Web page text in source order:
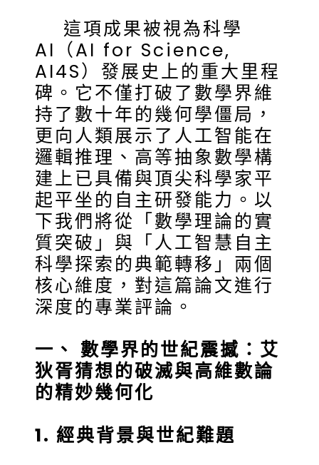
這項成果被視為科學
AI（AI for Science,
AI4S）發展史上的重大里程
碑。它不僅打破了數學界維
持了數十年的幾何學僵局，
更向人類展示了人工智能在
邏輯推理、高等抽象數學構
建上已具備與頂尖科學家平
起平坐的自主研發能力。以
下我們將從「數學理論的實
質突破」與「人工智慧自主
科學探索的典範轉移」兩個
核心維度，對這篇論文進行
深度的專業評論。
一、 數學界的世紀震撼：艾
狄胥猜想的破滅與高維數論
的精妙幾何化
1. 經典背景與世紀難題